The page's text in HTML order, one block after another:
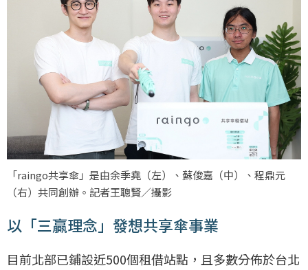
「raingo共享傘」是由余季堯（左）、蘇俊嘉（中）、程鼎元
（右）共同創辦。記者王聰賢／攝影
以「三贏理念」發想共享傘事業
目前北部已鋪設近500個租借站點，且多數分佈於台北